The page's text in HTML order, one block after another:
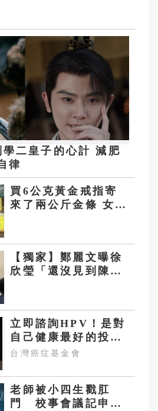
學二皇子的心計 減肥
律
買6公克黃金戒指寄
來了兩公斤金條 女子
【獨家】鄭麗文曝徐
欣瑩「還沒見到陳見
後一哩路
立即諮詢HPV！是對
自己健康最好的投
資，把握現在不嫌
台灣癌症基金會
老師被小四生戳肛
門 校事會議記申